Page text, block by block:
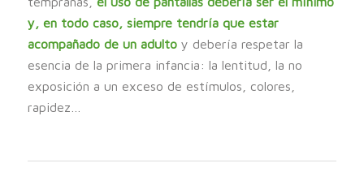
y, en todo caso, siempre tendría que estar
acompañado de un adultoy debería respetar la
esencia de la primera infancia: la lentitud, la no
exposición a un exceso de estímulos, colores,
rapidez…